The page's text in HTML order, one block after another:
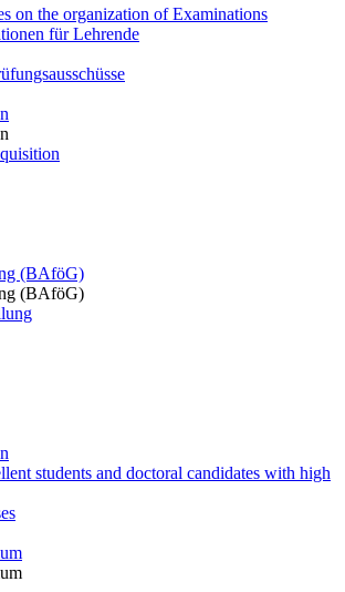
on the organization of Examinations
für Lehrende
(BAföG)
(BAföG)
students and doctoral candidates with high